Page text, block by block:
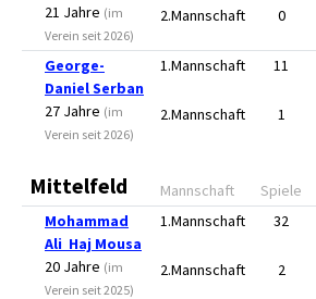
21 Jahre (im
Verein seit 2026)
2.Mannschaft 0
George-
Daniel Serban
27 Jahre (im
Verein seit 2026)
1.Mannschaft 11
2.Mannschaft 1
Mittelfeld Mannschaft Spiele
Mohammad
Ali Haj Mousa
20 Jahre (im
Verein seit 2025)
1.Mannschaft 32
2.Mannschaft 2